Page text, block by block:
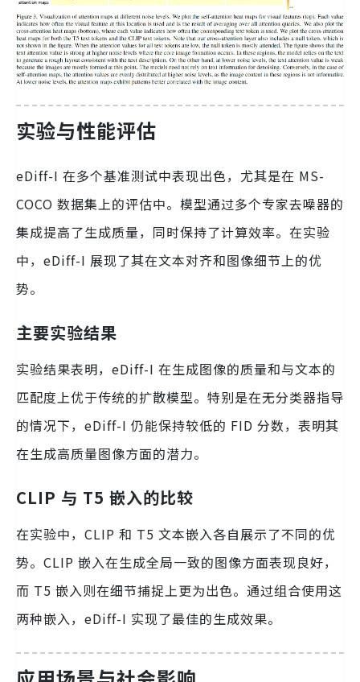
实验与性能评估
eDiff-I 在多个基准测试中表现出色，尤其是在 MS-
COCO 数据集上的评估中。模型通过多个专家去噪器的
集成提高了生成质量，同时保持了计算效率。在实验
中，eDiff-I 展现了其在文本对齐和图像细节上的优
势。
主要实验结果
实验结果表明，eDiff-I 在生成图像的质量和与文本的
匹配度上优于传统的扩散模型。特别是在无分类器指导
的情况下，eDiff-I 仍能保持较低的 FID 分数，表明其
在生成高质量图像方面的潜力。
CLIP 与 T5 嵌入的比较
在实验中，CLIP 和 T5 文本嵌入各自展示了不同的优
势。CLIP 嵌入在生成全局一致的图像方面表现良好，
而 T5 嵌入则在细节捕捉上更为出色。通过组合使用这
两种嵌入，eDiff-I 实现了最佳的生成效果。